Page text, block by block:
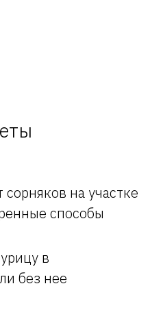
сорняков на участке
способы
в
без нее